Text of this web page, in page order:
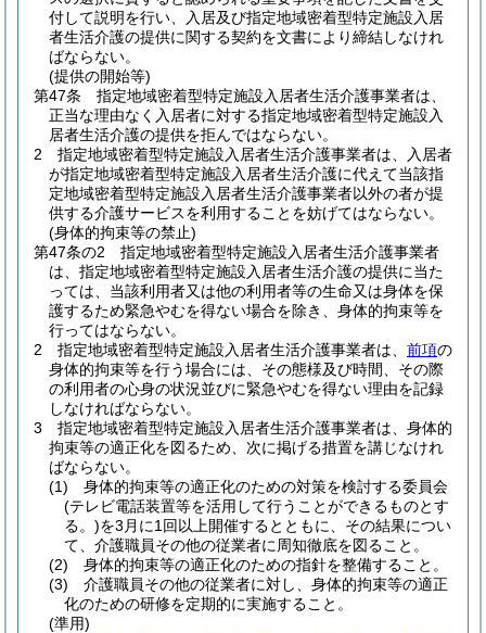
付して説明を行い、入居及び指定地域密着型特定施設入居
者生活介護の提供に関する契約を文書により締結しなけれ
ばならない。
(提供の開始等)
第47条
指定地域密着型特定施設入居者生活介護事業者は、
正当な理由なく入居者に対する指定地域密着型特定施設入
居者生活介護の提供を拒んではならない。
2
指定地域密着型特定施設入居者生活介護事業者は、入居者
が指定地域密着型特定施設入居者生活介護に代えて当該指
定地域密着型特定施設入居者生活介護事業者以外の者が提
供する介護サービスを利用することを妨げてはならない。
(身体的拘束等の禁止)
第47条の2
指定地域密着型特定施設入居者生活介護事業者
は、指定地域密着型特定施設入居者生活介護の提供に当た
っては、当該利用者又は他の利用者等の生命又は身体を保
護するため緊急やむを得ない場合を除き、身体的拘束等を
行ってはならない。
2
指定地域密着型特定施設入居者生活介護事業者は、 前項の
身体的拘束等を行う場合には、その態様及び時間、その際
の利用者の心身の状況並びに緊急やむを得ない理由を記録
しなければならない。
3
指定地域密着型特定施設入居者生活介護事業者は、身体的
拘束等の適正化を図るため、次に掲げる措置を講じなけれ
ばならない。
(1)
身体的拘束等の適正化のための対策を検討する委員会
(テレビ電話装置等を活用して行うことができるものとす
る。)を3月に1回以上開催するとともに、その結果につい
て、介護職員その他の従業者に周知徹底を図ること。
(2)
身体的拘束等の適正化のための指針を整備すること。
(3)
介護職員その他の従業者に対し、身体的拘束等の適正
化のための研修を定期的に実施すること。
(準用)